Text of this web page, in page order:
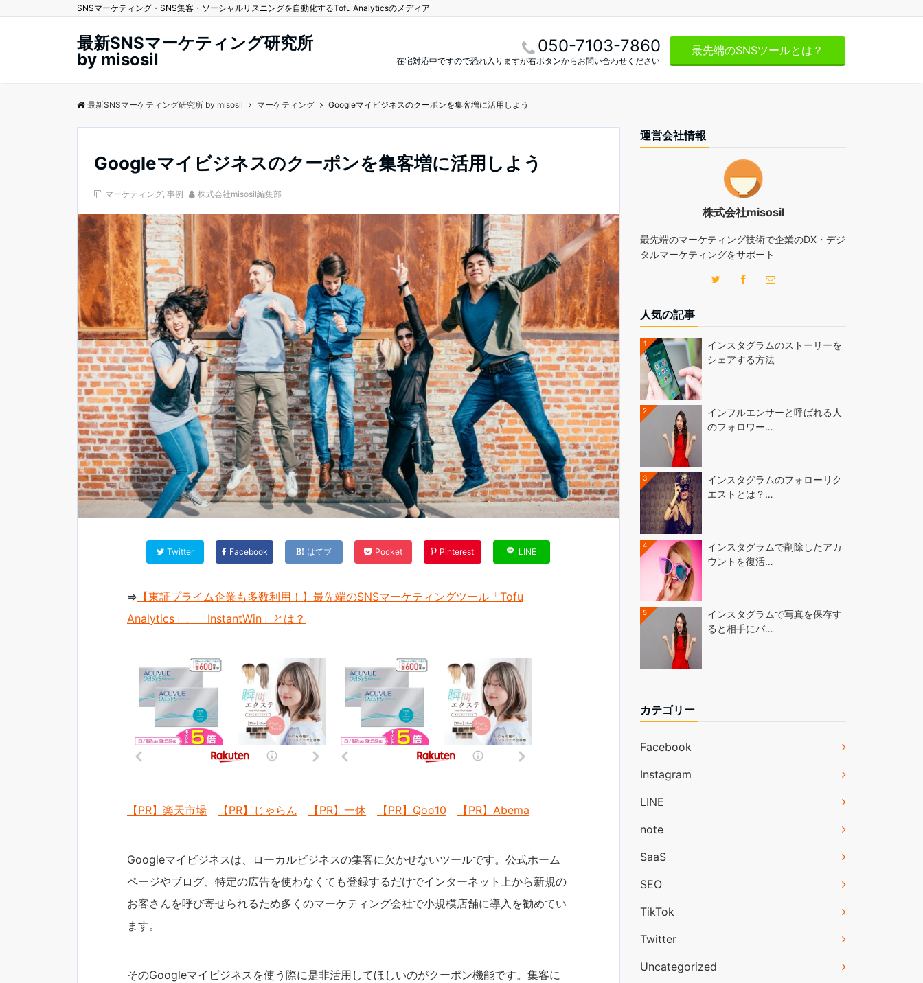
SNSマーケティング・SNS集客・ソーシャルリスニングを自動化するTofu Analyticsのメディア
最新SNSマーケティング研究所
by misosil
050-7103-7860
在宅対応中ですので恐れ入りますが右ボタンからお問い合わせください
最先端のSNSツールとは？
最新SNSマーケティング研究所 by misosil マーケティング Googleマイビジネスのクーポンを集客増に活用しよう
Googleマイビジネスのクーポンを集客増に活用しよう
マーケティング, 事例 株式会社misosil編集部
Twitter Facebook はてブ Pocket Pinterest LINE
⇒ 【東証プライム企業も多数利用！】最先端のSNSマーケティングツール「Tofu
Analytics」、「InstantWin」とは？
【PR】楽天市場 【PR】じゃらん 【PR】一休 【PR】Qoo10 【PR】Abema
Googleマイビジネスは、ローカルビジネスの集客に欠かせないツールです。公式ホーム
ページやブログ、特定の広告を使わなくても登録するだけでインターネット上から新規の
お客さんを呼び寄せられるため多くのマーケティング会社で小規模店舗に導入を勧めてい
ます。
そのGoogleマイビジネスを使う際に是非活用してほしいのがクーポン機能です。集客に
運営会社情報
株式会社misosil
最先端のマーケティング技術で企業のDX・デジ
タルマーケティングをサポート
人気の記事
1
インスタグラムのストーリーを
シェアする方法
2
インフルエンサーと呼ばれる人
のフォロワー…
3
インスタグラムのフォローリク
エストとは？…
4
インスタグラムで削除したアカ
ウントを復活…
5
インスタグラムで写真を保存す
ると相手にバ…
カテゴリー
Facebook
Instagram
LINE
note
SaaS
SEO
TikTok
Twitter
Uncategorized